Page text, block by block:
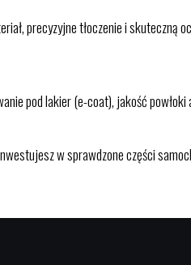
precyzyjne tłoczenie i
pod lakier (e-coat), jakość
w sprawdzone części